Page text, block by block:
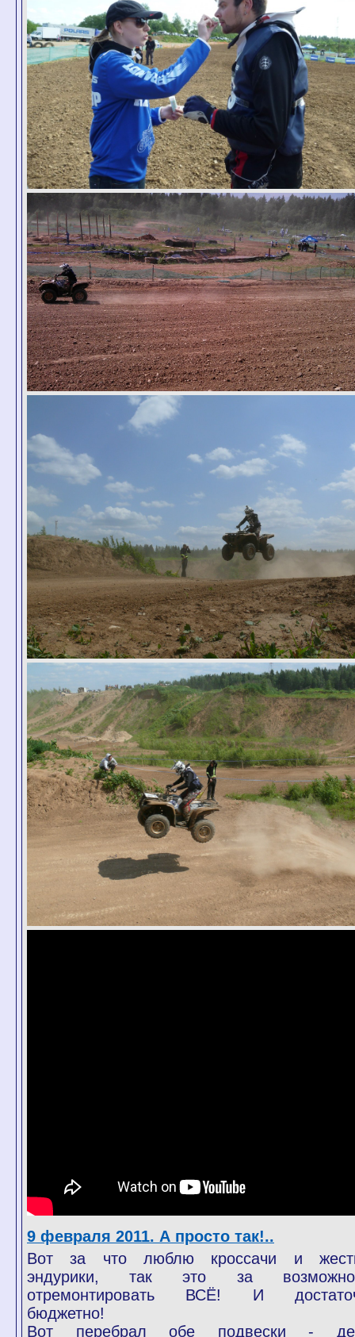
9 февраля 2011. А просто так!..
Вот за что люблю кроссачи и
эндурики, так это за
отремонтировать ВСЁ! И
бюджетно!
Вот перебрал обе подвески -